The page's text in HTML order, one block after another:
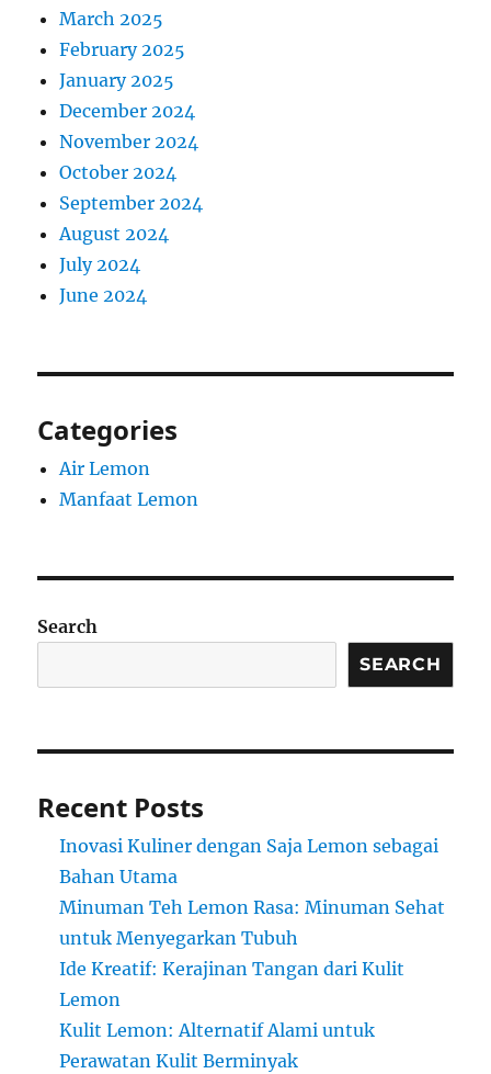
March 2025
February 2025
January 2025
December 2024
November 2024
October 2024
September 2024
August 2024
July 2024
June 2024
Categories
Air Lemon
Manfaat Lemon
Search
SEARCH
Recent Posts
Inovasi Kuliner dengan Saja Lemon sebagai
Bahan Utama
Minuman Teh Lemon Rasa: Minuman Sehat
untuk Menyegarkan Tubuh
Ide Kreatif: Kerajinan Tangan dari Kulit
Lemon
Kulit Lemon: Alternatif Alami untuk
Perawatan Kulit Berminyak